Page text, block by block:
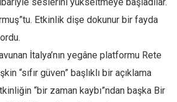
Etkinlik dişe dokunur bir fayda
İtalya’nın yegâne platformu Rete
“sıfır güven” başlıklı bir açıklama
“bir zaman kaybı”ndan başka Bir